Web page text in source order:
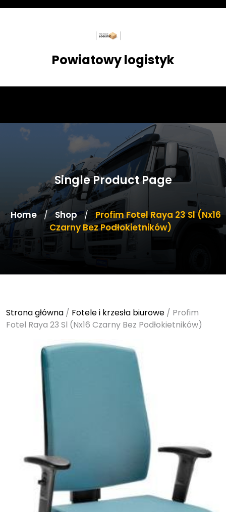
Skip
Powiatowy logistyk
Single Product Page
Home / Shop /
Profim Fotel Raya 23 Sl (Nx16
Czarny Bez Podłokietników)
Strona główna / Fotele i krzesła biurowe / Profim
Fotel Raya 23 Sl (Nx16 Czarny Bez Podłokietników)